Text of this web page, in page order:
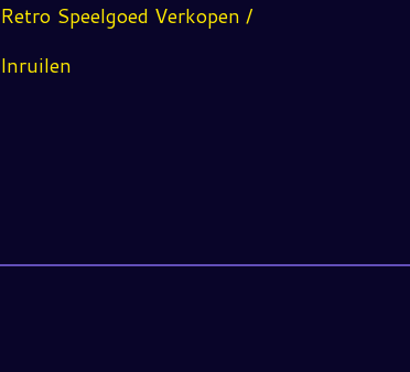
Retro Speelgoed Verkopen /
Inruilen